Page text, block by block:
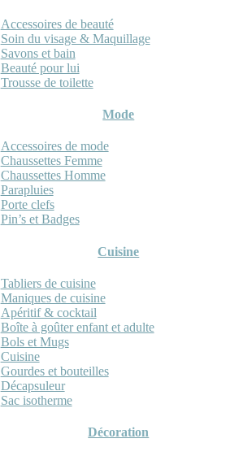
Accessoires de beauté
Soin du visage & Maquillage
Savons et bain
Beauté pour lui
Trousse de toilette
Mode
Accessoires de mode
Chaussettes Femme
Chaussettes Homme
Parapluies
Porte clefs
Pin’s et Badges
Cuisine
Tabliers de cuisine
Maniques de cuisine
Apéritif & cocktail
Boîte à goûter enfant et adulte
Bols et Mugs
Cuisine
Gourdes et bouteilles
Décapsuleur
Sac isotherme
Décoration